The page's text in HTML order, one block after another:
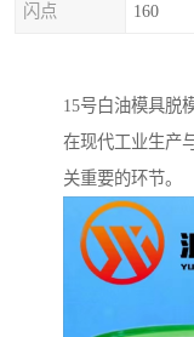
闪点 160
15号白油模具脱
在现代工业生产
关重要的环节。